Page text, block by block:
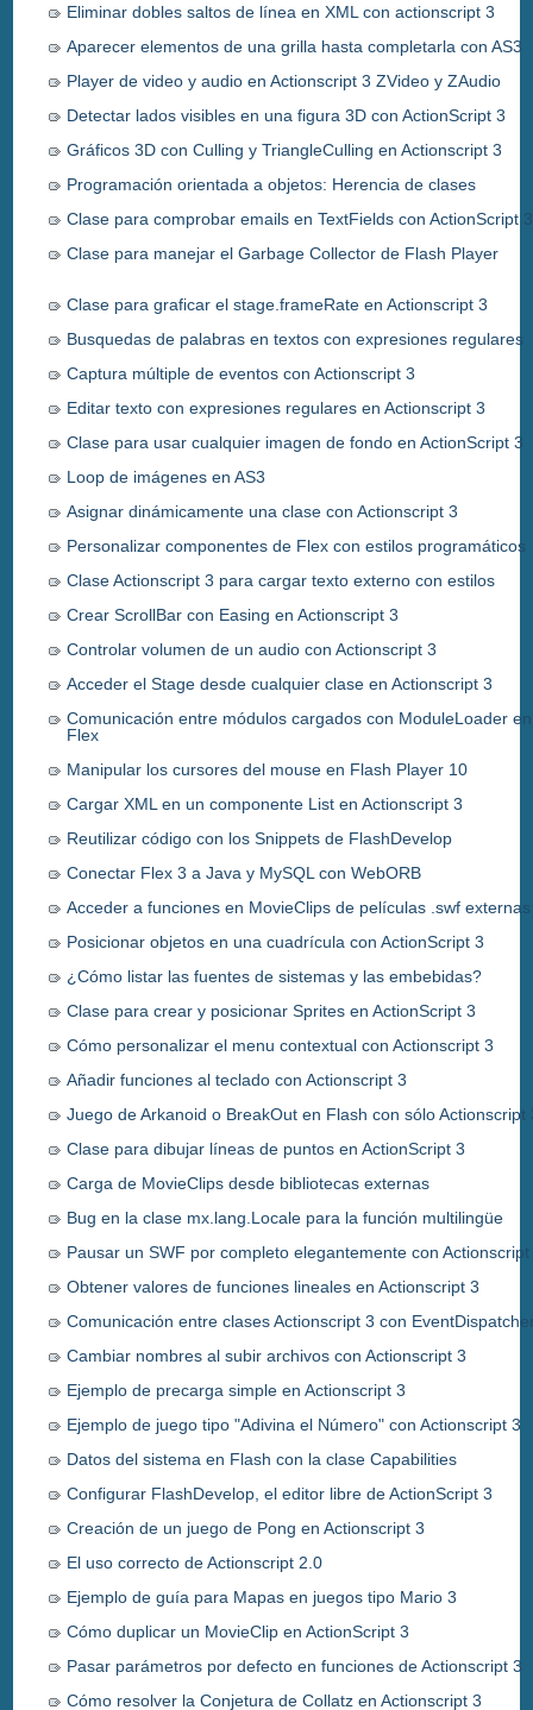
Eliminar dobles saltos de línea en XML con actionscript 3
Aparecer elementos de una grilla hasta completarla con AS3
Player de video y audio en Actionscript 3 ZVideo y ZAudio
Detectar lados visibles en una figura 3D con ActionScript 3
Gráficos 3D con Culling y TriangleCulling en Actionscript 3
Programación orientada a objetos: Herencia de clases
Clase para comprobar emails en TextFields con ActionScript 3
Clase para manejar el Garbage Collector de Flash Player
Clase para graficar el stage.frameRate en Actionscript 3
Busquedas de palabras en textos con expresiones regulares
Captura múltiple de eventos con Actionscript 3
Editar texto con expresiones regulares en Actionscript 3
Clase para usar cualquier imagen de fondo en ActionScript 3
Loop de imágenes en AS3
Asignar dinámicamente una clase con Actionscript 3
Personalizar componentes de Flex con estilos programáticos
Clase Actionscript 3 para cargar texto externo con estilos
Crear ScrollBar con Easing en Actionscript 3
Controlar volumen de un audio con Actionscript 3
Acceder el Stage desde cualquier clase en Actionscript 3
Comunicación entre módulos cargados con ModuleLoader en
Flex
Manipular los cursores del mouse en Flash Player 10
Cargar XML en un componente List en Actionscript 3
Reutilizar código con los Snippets de FlashDevelop
Conectar Flex 3 a Java y MySQL con WebORB
Acceder a funciones en MovieClips de películas .swf externas
Posicionar objetos en una cuadrícula con ActionScript 3
¿Cómo listar las fuentes de sistemas y las embebidas?
Clase para crear y posicionar Sprites en ActionScript 3
Cómo personalizar el menu contextual con Actionscript 3
Añadir funciones al teclado con Actionscript 3
Juego de Arkanoid o BreakOut en Flash con sólo Actionscript
Clase para dibujar líneas de puntos en ActionScript 3
Carga de MovieClips desde bibliotecas externas
Bug en la clase mx.lang.Locale para la función multilingüe
Pausar un SWF por completo elegantemente con Actionscript
Obtener valores de funciones lineales en Actionscript 3
Comunicación entre clases Actionscript 3 con
Cambiar nombres al subir archivos con Actionscript 3
Ejemplo de precarga simple en Actionscript 3
Ejemplo de juego tipo "Adivina el Número" con Actionscript 3
Datos del sistema en Flash con la clase Capabilities
Configurar FlashDevelop, el editor libre de ActionScript 3
Creación de un juego de Pong en Actionscript 3
El uso correcto de Actionscript 2.0
Ejemplo de guía para Mapas en juegos tipo Mario 3
Cómo duplicar un MovieClip en ActionScript 3
Pasar parámetros por defecto en funciones de Actionscript 3
Cómo resolver la Conjetura de Collatz en Actionscript 3